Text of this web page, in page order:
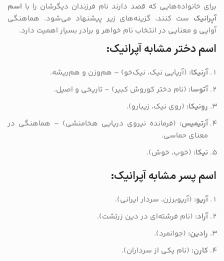
برای خانواده‌هایی که قصد دارند نام فرزندان دیگرشان را با اسم
آپرانیک ست کنند، گزینه‌های زیر پیشنهاد می‌شود. هماهنگی
آوایی و معنایی در انتخاب نام خواهر و برادر بسیار اهمیت دارد.
اسم دختر مشابه آپرانیک:
آرنیکا: (آریایی نیک، نیک‌خو) – هم‌وزن و هم‌ریشه.
آتوسا: (نام دختر کوروش کبیر) – تاریخی و اصیل.
رونیکا: (روی نیک، زیبارو).
آرتیمیس: (فرمانده نیروی دریایی هخامنشی) – هماهنگی در
معنای حماسی.
نیکا: (خوب، خوش).
اسم پسر مشابه آپرانیک:
آریو: (آریوبرزن، سردار ایرانی).
آراد: (نام فرشته‌ای در دین زرتشت).
رادین: (جوانمرد).
کارن: (نام یکی از سرداران).